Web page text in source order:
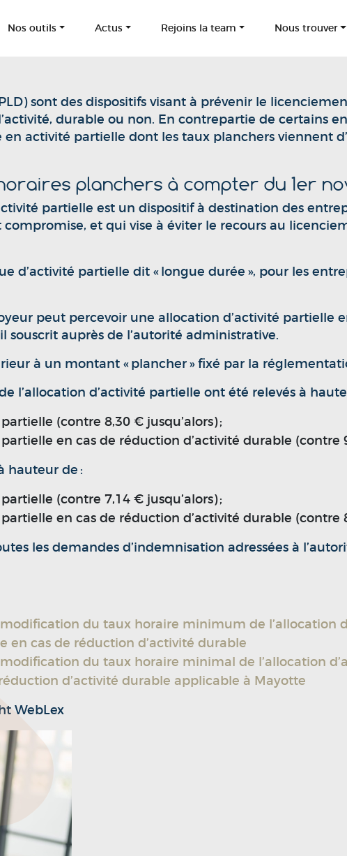
Nos outils Actus Rejoins la team Nous trouver
sont des dispositifs visant à prévenir le
durable ou non. En contrepartie de certains
activité partielle dont les taux planchers viennent
planchers à compter du 1er
partielle est un dispositif à destination des
et qui vise à éviter le recours au
d’activité partielle dit « longue durée », pour les
peut percevoir une allocation d’activité partielle
auprès de l’autorité administrative.
à un montant « plancher » fixé par la
l’allocation d’activité partielle ont été relevés à
(contre 8,30 € jusqu’alors) ;
en cas de réduction d’activité durable (contre
hauteur de :
(contre 7,14 € jusqu’alors) ;
en cas de réduction d’activité durable (contre
les demandes d’indemnisation adressées à
du taux horaire minimum de l’allocation
en cas de réduction d’activité durable
du taux horaire minimal de l’allocation
d’activité durable applicable à Mayotte
WebLex